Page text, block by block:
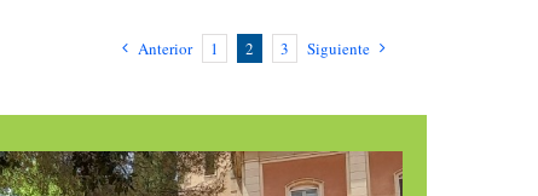
Anterior 1 2 3 Siguiente